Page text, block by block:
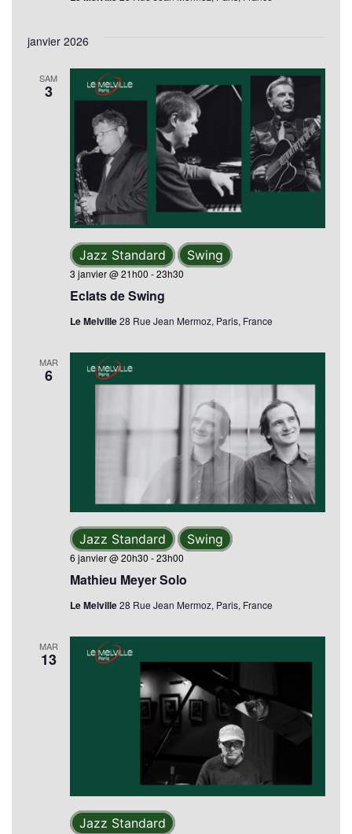
janvier 2026
SAM
3
Eclats de Swing
3 janvier @ 21h00 -23h30
Jazz Standard Swing
Le Melville28 Rue Jean Mermoz, Paris, France
MAR
6
Mathieu Meyer Solo
6 janvier @ 20h30 -23h00
Jazz Standard Swing
Le Melville28 Rue Jean Mermoz, Paris, France
MAR
13
Jazz Standard